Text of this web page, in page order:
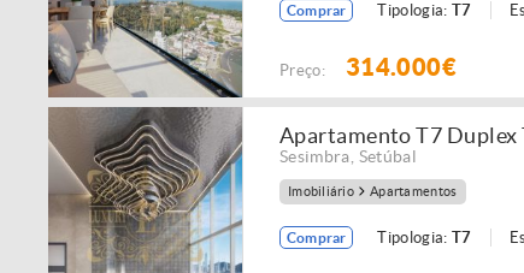
Comprar Tipologia: T7
Preço: 314.000€
Apartamento T7
Sesimbra Setúbal
Imobiliário Apartamentos
Comprar Tipologia: T7